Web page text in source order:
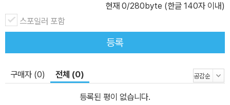
현재 0/280byte (한글 140자 이내)
스포일러 포함
등록
구매자 (0) 전체 (0)
등록된 평이 없습니다.